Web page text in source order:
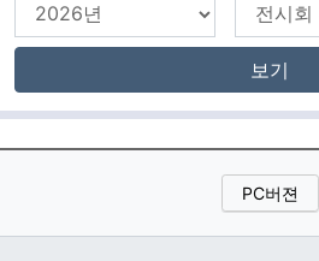
보기
PC버젼